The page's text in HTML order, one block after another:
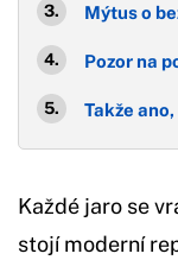
Mýtus o
Pozor na
Takže
Každé jaro se
stojí moderní